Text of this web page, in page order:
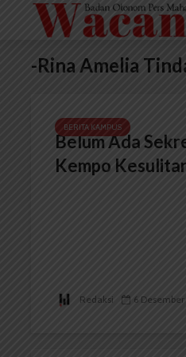
-Rina Amelia
BERITA KAMPUS
Belum Ada
Kempo
Redaksi 6 Desember